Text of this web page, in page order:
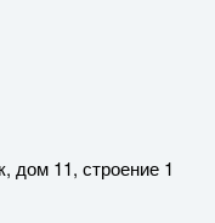
дом 11, строение 1